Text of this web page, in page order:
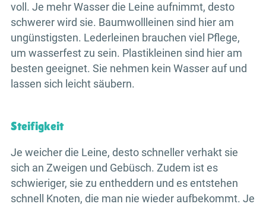
voll. Je mehr Wasser die Leine aufnimmt, desto
schwerer wird sie. Baumwollleinen sind hier am
ungünstigsten. Lederleinen brauchen viel Pflege,
um wasserfest zu sein. Plastikleinen sind hier am
besten geeignet. Sie nehmen kein Wasser auf und
lassen sich leicht säubern.
Steifigkeit
Je weicher die Leine, desto schneller verhakt sie
sich an Zweigen und Gebüsch. Zudem ist es
schwieriger, sie zu entheddern und es entstehen
schnell Knoten, die man nie wieder aufbekommt. Je